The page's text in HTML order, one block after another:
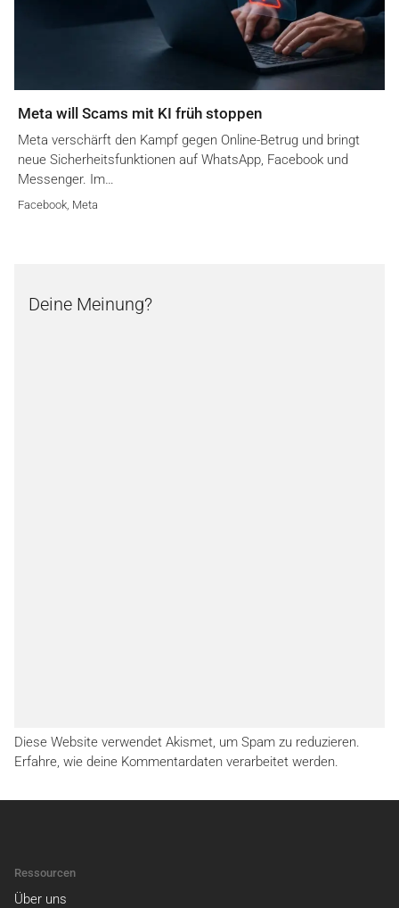
Meta will Scams mit KI früh stoppen
Meta verschärft den Kampf gegen Online-Betrug und bringt
neue Sicherheitsfunktionen auf WhatsApp, Facebook und
Messenger. Im…
Facebook Meta
Deine Meinung?
Diese Website verwendet Akismet, um Spam zu reduzieren.
Erfahre, wie deine Kommentardaten verarbeitet werden.
Ressourcen
Über uns